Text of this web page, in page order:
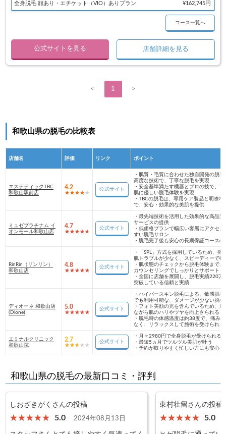
全身脱毛 顔あり・エチケット（VIO）ありプラン ¥162,745円
コース一覧へ
公式サイトを見る 店舗詳細を見る
< 1 >
和歌山県の脱毛の比較表
店舗名 評価 リンク ポイント
エステティックTBC
和歌山駅前店
4.2 公式サイト
・ 肌質・毛質に合わせた独自開発の脱毛
高度な技術で、丁寧な脱毛を実現
・安全基準満たす機器とプロの技で、
肌に優しい脱毛体験を実現
・TBCの脱毛は、専用ケア製品と明瞭な
で、安心・効果的な美肌を提供
ミュゼプラチナム イ
オンモール和歌山店
4.7 公式サイト
・最先端技術を活用した効果的な高品質
サービスの提供
・低価格プランで幅広い客層にアクセス
すい脱毛サロン
・ 脱毛完了後も安心の長期保証コースの
RinRin（リンリン）
和歌山店
4.8 公式サイト
・
「SPL」方式を採用しているため、痛
肌トラブルが少なく、スピーディーで確
・ 肌状態のチェックから脱毛体験まで、
カウンセリングでしっかりとサポート
・全国に店舗を展開し、脱毛実績220万
突破している信頼と実績
ディオーネ 和歌山店
(Dione)
5.0 公式サイト
・ハイパースキン脱毛による、敏感肌や
でも利用可能な、ダメージが少ない脱毛
・ フォト美顔の光を含んでいるため、脱
ながら肌のハリやツヤを向上さられる
・ 脱毛時の体感温度は約38度で、痛み
なく、リラックスして施術を受けられる
エミナルクリニック
和歌山院
2.7 公式サイト
・ 月々2980円で全身脱毛が受けられる
・最短5ヵ月でツルツル美肌が叶う
・予約が取りやすく忙しい方にも安心
和歌山県の脱毛の最新口コミ・評判
しおざきがくさんの投稿
5.0 2024年08月13日
東村壮留さんの投稿
5.0